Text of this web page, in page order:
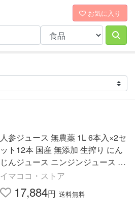
お気に入り
人参ジュース 無農薬 1L 6本入×2セ
ット12本 国産 無添加 生搾り にん
じんジュース ニンジンジュース 採
れたてすり搾り製法 キャロットジ
ュース
イマココ・ストア
17,884円 送料無料